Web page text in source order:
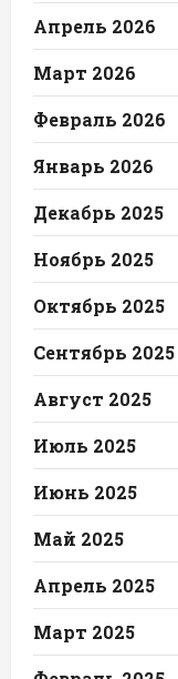
Апрель 2026
Март 2026
Февраль 2026
Январь 2026
Декабрь 2025
Ноябрь 2025
Октябрь 2025
Сентябрь 2025
Август 2025
Июль 2025
Июнь 2025
Май 2025
Апрель 2025
Март 2025